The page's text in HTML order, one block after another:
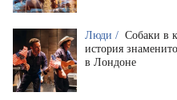
Люди / Собаки в
история
в Лондоне